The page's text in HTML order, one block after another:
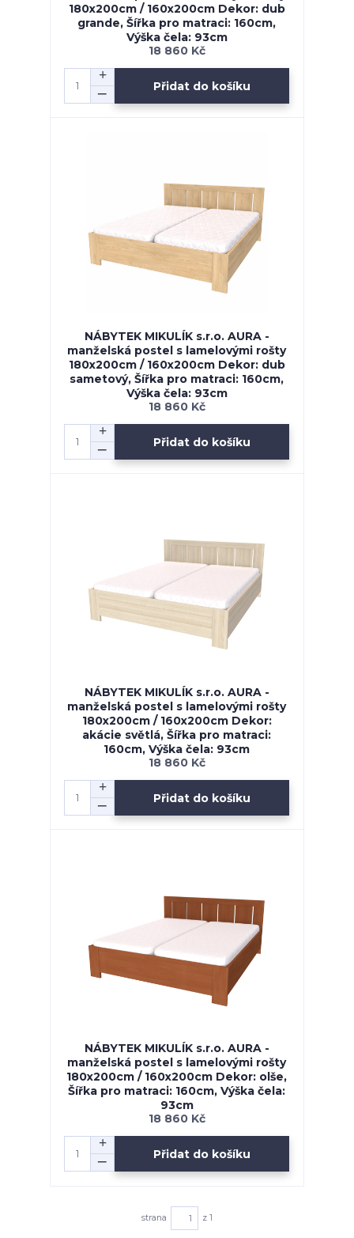
180x200cm / 160x200cm Dekor: dub
grande, Šířka pro matraci: 160cm,
Výška čela: 93cm
18 860 Kč
Přidat do košíku
NÁBYTEK MIKULÍK s.r.o. AURA -
manželská postel s lamelovými rošty
180x200cm / 160x200cm Dekor: dub
sametový, Šířka pro matraci: 160cm,
Výška čela: 93cm
18 860 Kč
Přidat do košíku
NÁBYTEK MIKULÍK s.r.o. AURA -
manželská postel s lamelovými rošty
180x200cm / 160x200cm Dekor:
akácie světlá, Šířka pro matraci:
160cm, Výška čela: 93cm
18 860 Kč
Přidat do košíku
NÁBYTEK MIKULÍK s.r.o. AURA -
manželská postel s lamelovými rošty
180x200cm / 160x200cm Dekor: olše,
Šířka pro matraci: 160cm, Výška čela:
93cm
18 860 Kč
Přidat do košíku
strana z 1